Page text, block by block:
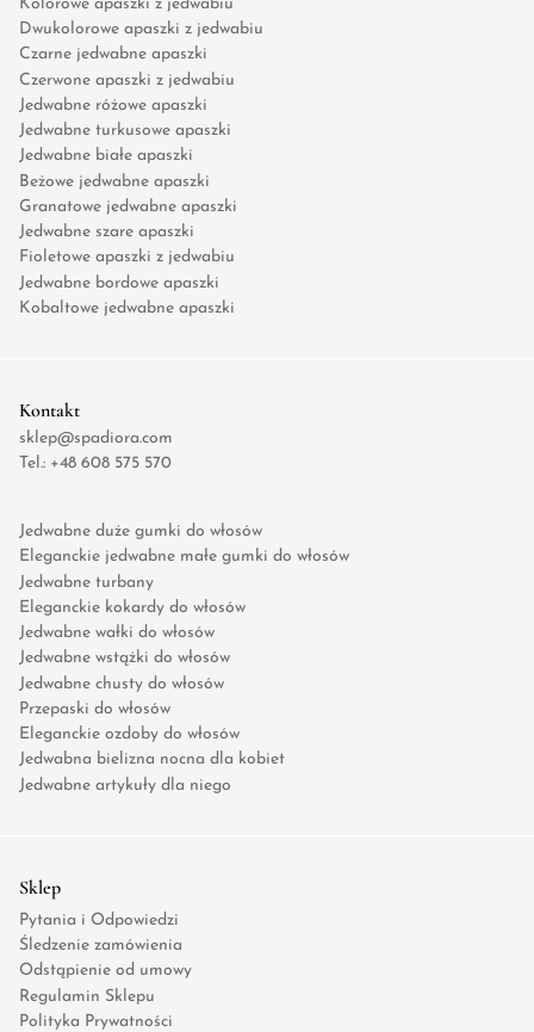
Kolorowe apaszki z jedwabiu
Dwukolorowe apaszki z jedwabiu
Czarne jedwabne apaszki
Czerwone apaszki z jedwabiu
Jedwabne różowe apaszki
Jedwabne turkusowe apaszki
Jedwabne białe apaszki
Beżowe jedwabne apaszki
Granatowe jedwabne apaszki
Jedwabne szare apaszki
Fioletowe apaszki z jedwabiu
Jedwabne bordowe apaszki
Kobaltowe jedwabne apaszki
Kontakt
sklep@spadiora.com
Tel.: +48 608 575 570
Jedwabne duże gumki do włosów
Eleganckie jedwabne małe gumki do włosów
Jedwabne turbany
Eleganckie kokardy do włosów
Jedwabne wałki do włosów
Jedwabne wstążki do włosów
Jedwabne chusty do włosów
Przepaski do włosów
Eleganckie ozdoby do włosów
Jedwabna bielizna nocna dla kobiet
Jedwabne artykuły dla niego
Sklep
Pytania i Odpowiedzi
Śledzenie zamówienia
Odstąpienie od umowy
Regulamin Sklepu
Polityka Prywatności